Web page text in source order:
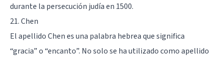
durante la persecución judía en 1500.
21. Chen
El apellido Chen es una palabra hebrea que significa
“gracia” o “encanto”. No solo se ha utilizado como apellido